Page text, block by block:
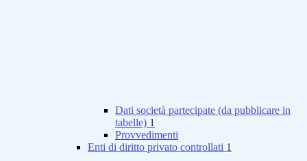
Dati società partecipate (da pubblicare in
tabelle) 1
Provvedimenti
Enti di diritto privato controllati 1